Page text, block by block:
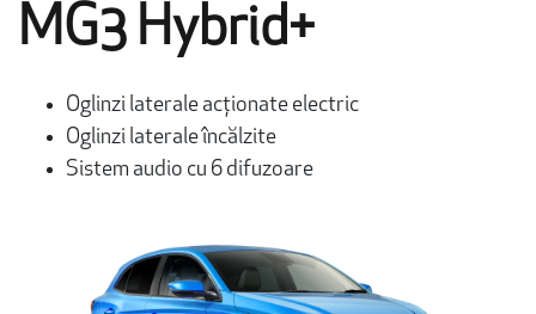
MG3 Hybrid+
Oglinzi laterale acționate electric
Oglinzi laterale încălzite
Sistem audio cu 6 difuzoare